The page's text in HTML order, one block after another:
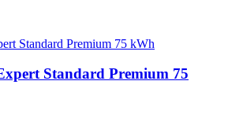
Standard Premium 75